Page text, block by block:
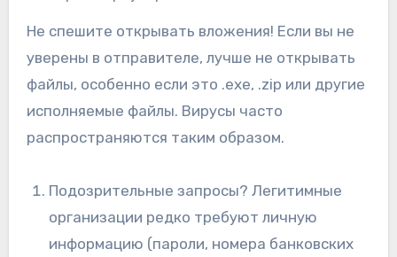
Не спешите открывать вложения! Если вы не
уверены в отправителе, лучше не открывать
файлы, особенно если это .exe, .zip или другие
исполняемые файлы. Вирусы часто
распространяются таким образом.
Подозрительные запросы? Легитимные
организации редко требуют личную
информацию (пароли, номера банковских